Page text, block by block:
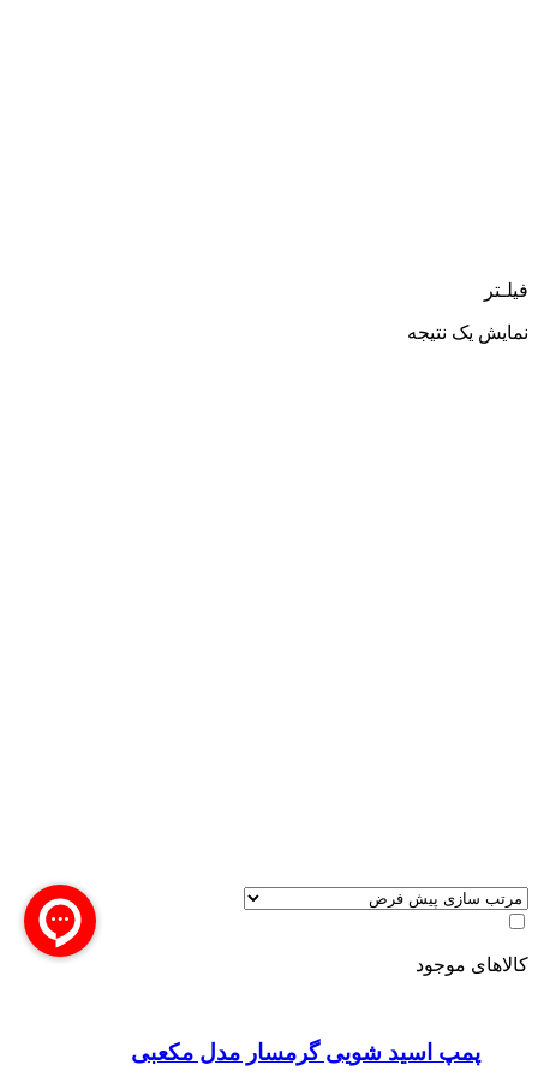
فیلـتر
نمایش یک نتیجه
کالاهای موجود
پمپ اسید شویی گرمسار مدل مکعبی